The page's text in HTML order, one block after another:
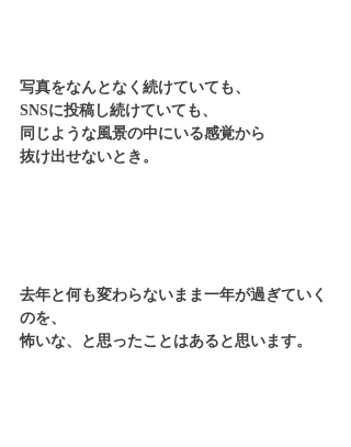
写真をなんとなく続けていても、
SNSに投稿し続けていても、
同じような風景の中にいる感覚から
抜け出せないとき。
去年と何も変わらないまま一年が過ぎていく
のを、
怖いな、と思ったことはあると思います。